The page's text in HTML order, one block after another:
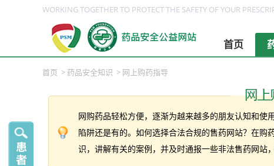
WORKING TOGETHER TO PROTECT THE SAFETY OF YOUR
首页
首页 > 药品安全知识 > 网上购药指导
网购药品轻松方便，逐渐为越来越多的朋友认知和使
陷阱还是有的。如何选择合法合规的售药网站？在购
识，讲解有关的案例，并及时通报一些非法售药网站